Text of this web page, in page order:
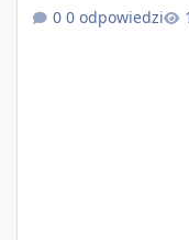
Auto VI będzie
0 odpowiedzi